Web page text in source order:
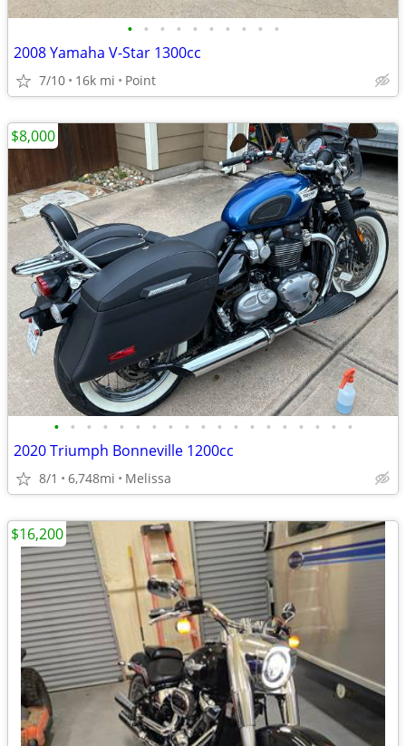
• • • • • • • • • •
2008 Yamaha V-Star 1300cc
7/10 16k mi Point
• • • • • • • • • • • • • • • • • • •
2020 Triumph Bonneville 1200cc
8/1 6,748mi Melissa
$8,000
$16,200